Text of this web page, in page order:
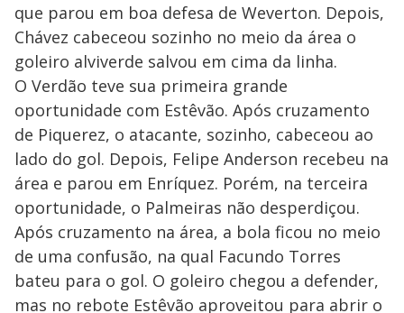
que parou em boa defesa de Weverton. Depois,
Chávez cabeceou sozinho no meio da área o
goleiro alviverde salvou em cima da linha.
O Verdão teve sua primeira grande
oportunidade com Estêvão. Após cruzamento
de Piquerez, o atacante, sozinho, cabeceou ao
lado do gol. Depois, Felipe Anderson recebeu na
área e parou em Enríquez. Porém, na terceira
oportunidade, o Palmeiras não desperdiçou.
Após cruzamento na área, a bola ficou no meio
de uma confusão, na qual Facundo Torres
bateu para o gol. O goleiro chegou a defender,
mas no rebote Estêvão aproveitou para abrir o